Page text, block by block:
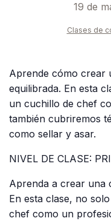
19 de
Clases de
Aprende cómo crear
equilibrada. En esta
un cuchillo de chef
también cubriremos
como sellar y asar.
NIVEL DE CLASE:
Aprenda a crear una
En esta clase, no
chef como un